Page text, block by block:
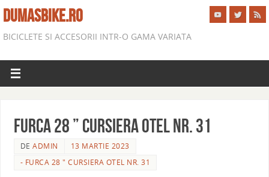
DUMASBIKE.RO
BICICLETE SI ACCESORII INTR-O GAMA VARIATA
FURCA 28 ” CURSIERA OTEL NR. 31
DEADMIN
13 MARTIE 2023
- FURCA 28 " CURSIERA OTEL NR. 31